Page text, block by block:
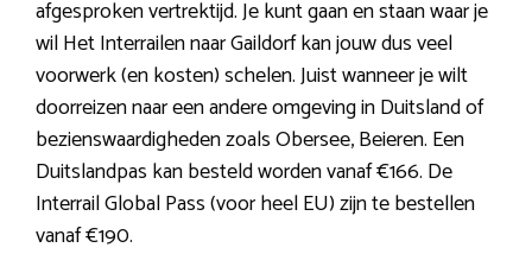
afgesproken vertrektijd. Je kunt gaan en staan waar je
wil Het Interrailen naar Gaildorf kan jouw dus veel
voorwerk (en kosten) schelen. Juist wanneer je wilt
doorreizen naar een andere omgeving in Duitsland of
bezienswaardigheden zoals Obersee, Beieren. Een
Duitslandpas kan besteld worden vanaf €166. De
Interrail Global Pass (voor heel EU) zijn te bestellen
vanaf €190.